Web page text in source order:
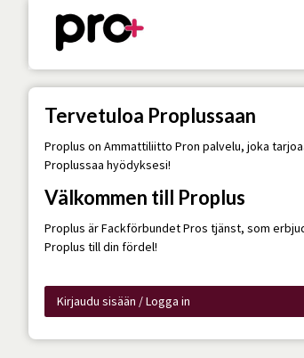
Tervetuloa Proplussaan
Proplus on Ammattiliitto Pron palvelu, joka
Proplussaa hyödyksesi!
Välkommen till Proplus
Proplus är Fackförbundet Pros tjänst, som
Proplus till din fördel!
Kirjaudu sisään / Logga in